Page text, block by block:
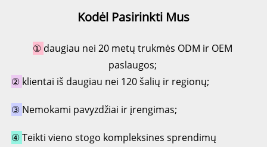
Kodėl Pasirinkti Mus
① daugiau nei 20 metų trukmės ODM ir OEM
paslaugos;
② klientai iš daugiau nei 120 šalių ir regionų;
③ Nemokami pavyzdžiai ir įrengimas;
④ Teikti vieno stogo kompleksines sprendimų